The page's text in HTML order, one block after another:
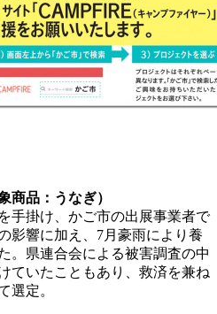
商品：うなぎ）
手掛け、かご市の出展事業者で
影響に加え、7月豪雨により養
。県連合会による被害調査の中
ていたこともあり、救済を兼ね
て選定。